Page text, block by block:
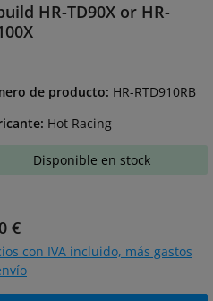
HR-TD90X or HR-
de producto: HR-RTD910RB
Hot Racing
Disponible en stock
normal:
€
con IVA incluido, más gastos